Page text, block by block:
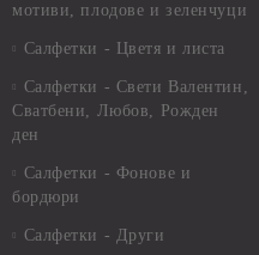
мотиви, плодове и зеленчуци
Салфетки - Цветя и листа
Салфетки - Свети Валентин,
Сватбени, Любов, Рожден
ден
Салфетки - Фонове и
бордюри
Салфетки - Други